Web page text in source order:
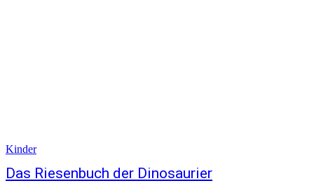
Kinder
Das Riesenbuch der Dinosaurier